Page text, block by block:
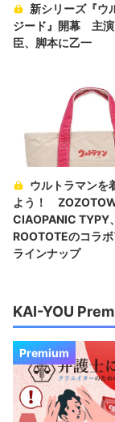
新シリーズ『ウ
ジード』開幕 主演
臣、脚本に乙一
ウルトラマンを
よう！
CIAOPANIC TYPY
ROOTOTEのコラ
ラインナップ
KAI-YOU
Premium